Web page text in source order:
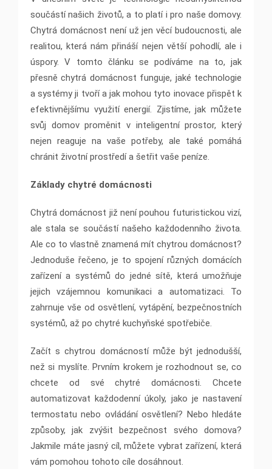
součástí našich životů, a to platí i pro naše domovy.
Chytrá domácnost není už jen věcí budoucnosti, ale
realitou, která nám přináší nejen větší pohodlí, ale i
úspory. V tomto článku se podíváme na to, jak
přesně chytrá domácnost funguje, jaké technologie
a systémy ji tvoří a jak mohou tyto inovace přispět k
efektivnějšímu využití energií. Zjistíme, jak můžete
svůj domov proměnit v inteligentní prostor, který
nejen reaguje na vaše potřeby, ale také pomáhá
chránit životní prostředí a šetřit vaše peníze.
Základy chytré domácnosti
Chytrá domácnost již není pouhou futuristickou vizí,
ale stala se součástí našeho každodenního života.
Ale co to vlastně znamená mít chytrou domácnost?
Jednoduše řečeno, je to spojení různých domácích
zařízení a systémů do jedné sítě, která umožňuje
jejich vzájemnou komunikaci a automatizaci. To
zahrnuje vše od osvětlení, vytápění, bezpečnostních
systémů, až po chytré kuchyňské spotřebiče.
Začít s chytrou domácností může být jednodušší,
než si myslíte. Prvním krokem je rozhodnout se, co
chcete od své chytré domácnosti. Chcete
automatizovat každodenní úkoly, jako je nastavení
termostatu nebo ovládání osvětlení? Nebo hledáte
způsoby, jak zvýšit bezpečnost svého domova?
Jakmile máte jasný cíl, můžete vybrat zařízení, která
vám pomohou tohoto cíle dosáhnout.